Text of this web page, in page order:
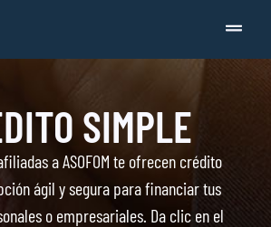
SIMPLE
a ASOFOM te ofrecen crédito
ágil y segura para financiar tus
o empresariales. Da clic en el